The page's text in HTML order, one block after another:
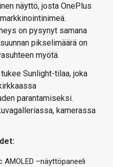
näyttö, josta OnePlus
on pysynyt samana
pikselimäärä on
myötä.
Sunlight-tilaa, joka
parantamiseksi.
kamerassa
AMOLED –näyttöpaneeli